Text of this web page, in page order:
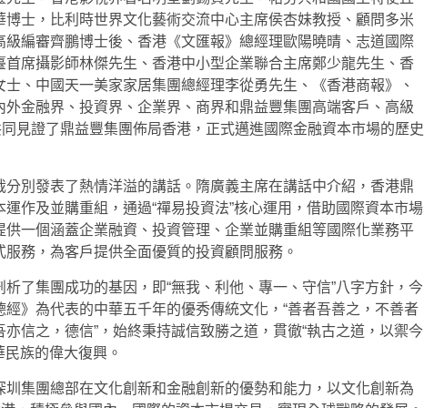
士，比利時世界文化藝術交流中心主席侯杏妹教授、顧問多米
編審齊鵬博士後、香港《文匯報》總經理歐陽曉晴、志道國際
席攝影師林傑先生、香港中小型企業聯合主席鄭少龍先生、香
、中國天一美家家居集團總經理李從勇先生、《香港商報》、
金融界、投資界、企業界、商界和鼎益豐集團高端客戶、高級
見證了鼎益豐集團佈局香港，正式邁進國際金融資本市場的歷史
別發表了熱情洋溢的講話。隋廣義主席在講話中介紹，香港鼎
作及並購重組，通過“禪易投資法”核心運用，借助國際資本市場
一個涵蓋企業融資、投資管理、企業並購重組等國際化業務平
務，為客戶提供全面優質的投資顧問服務。
了集團成功的基因，即“無我、利他、專一、守信”八字方針，今
》為代表的中華五千年的優秀傳統文化，“善者吾善之，不善者
信之，德信”，始終秉持誠信致勝之道，貫徹“執古之道，以禦今
民族的偉大復興。
集團總部在文化創新和金融創新的優勢和能力，以文化創新為